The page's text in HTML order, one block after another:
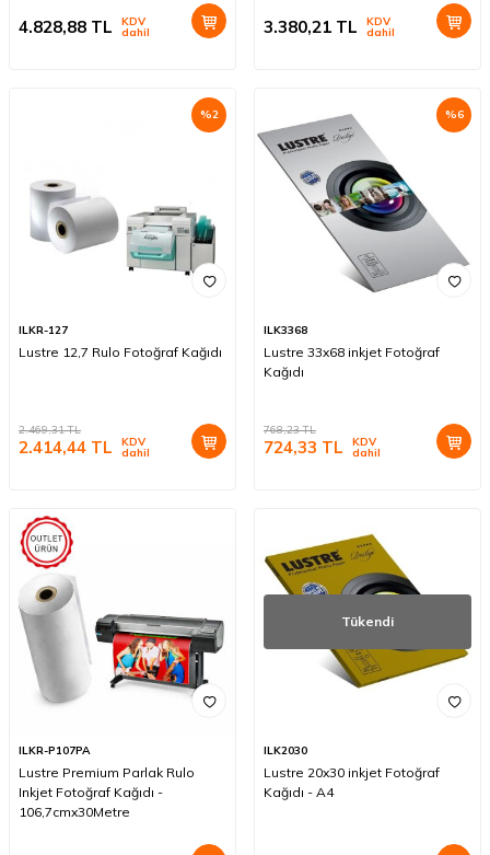
4.828,88 TL KDV
dahil 3.380,21 TL KDV
dahil
%2
ILKR-127
Lustre 12,7 Rulo Fotoğraf Kağıdı
2.469,31TL
2.414,44 TL KDV
dahil
%6
ILK3368
Lustre 33x68 inkjet Fotoğraf
Kağıdı
768,23TL
724,33 TL KDV
dahil
ILKR-P107PA
Lustre Premium Parlak Rulo
Inkjet Fotoğraf Kağıdı -
106,7cmx30Metre
Tükendi
ILK2030
Lustre 20x30 inkjet Fotoğraf
Kağıdı - A4